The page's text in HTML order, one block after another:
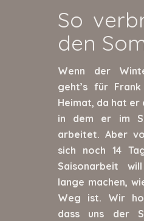
So
den
Wenn der
geht’s für
Heimat, da hat er
in dem er im
arbeitet. Aber
sich noch 14
Saisonarbeit
lange machen,
Weg ist. Wir
dass uns der